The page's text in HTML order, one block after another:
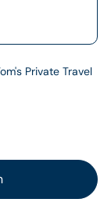
Private Travel